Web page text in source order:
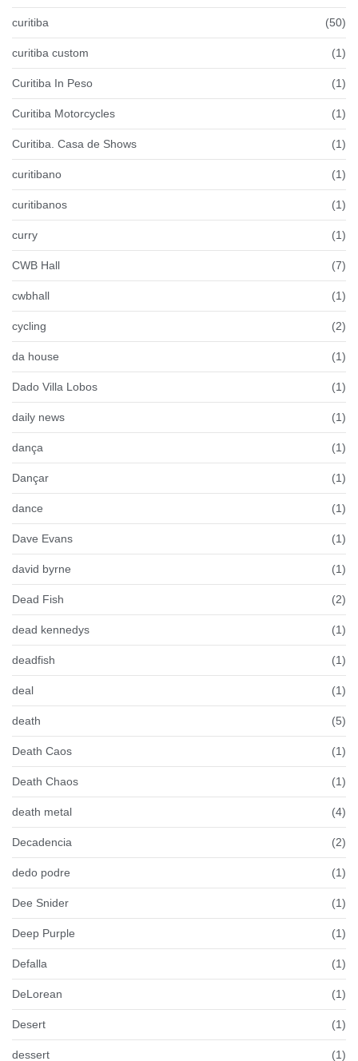
curitiba (50)
curitiba custom (1)
Curitiba In Peso (1)
Curitiba Motorcycles (1)
Curitiba. Casa de Shows (1)
curitibano (1)
curitibanos (1)
curry (1)
CWB Hall (7)
cwbhall (1)
cycling (2)
da house (1)
Dado Villa Lobos (1)
daily news (1)
dança (1)
Dançar (1)
dance (1)
Dave Evans (1)
david byrne (1)
Dead Fish (2)
dead kennedys (1)
deadfish (1)
deal (1)
death (5)
Death Caos (1)
Death Chaos (1)
death metal (4)
Decadencia (2)
dedo podre (1)
Dee Snider (1)
Deep Purple (1)
Defalla (1)
DeLorean (1)
Desert (1)
dessert (1)